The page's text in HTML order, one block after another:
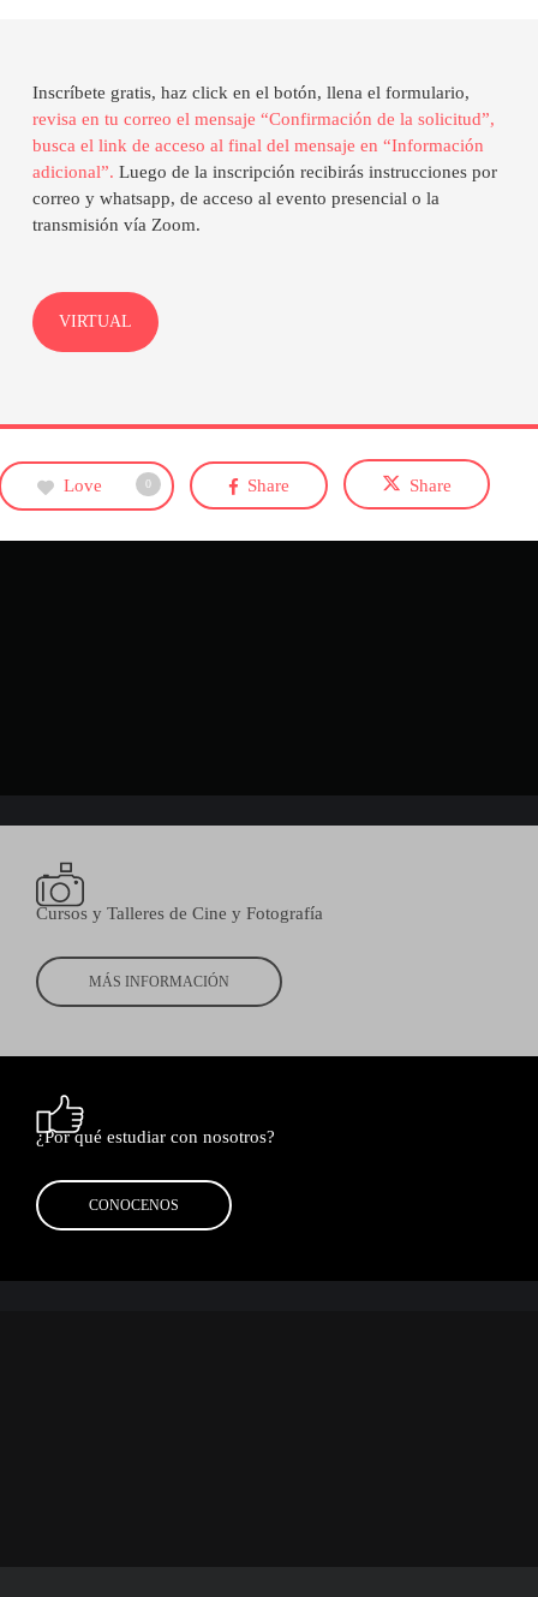
Inscríbete gratis, haz click en el botón, llena el formulario,
revisa en tu correo el mensaje “Confirmación de la solicitud”,
busca el link de acceso al final del mensaje en “Información
adicional”. Luego de la inscripción recibirás instrucciones por
correo y whatsapp, de acceso al evento presencial o la
transmisión vía Zoom.
VIRTUAL
Love 0 Share Share
Cursos y Talleres de Cine y Fotografía
MÁS INFORMACIÓN
¿Por qué estudiar con nosotros?
CONOCENOS